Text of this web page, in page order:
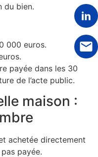
du bien.
000 euros.
payée dans les 30
de l’acte public.
maison :
achetée directement
pas payée.